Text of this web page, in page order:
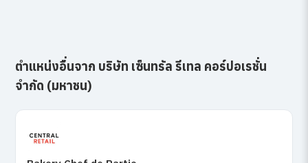
ตำแหน่งอื่นจาก บริษัท เซ็นทรัล รีเทล คอร์ปอเรชั่น
จำกัด (มหาชน)